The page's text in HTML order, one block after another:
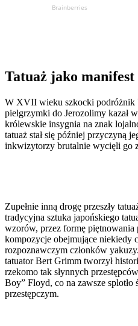
Tatuaż jako
W XVII wieku szkocki podróżnik
pielgrzymki do Jerozolimy kazał
królewskie insygnia na znak
tatuaż stał się później przyczyną
inkwizytorzy brutalnie wycięli go z
Zupełnie inną drogę przeszły
tradycyjna sztuka japońskiego
wzorów, przez formę piętnowania
kompozycje obejmujące niekiedy
rozpoznawczym członków
tatuator Bert Grimm tworzył
rzekomo tak słynnych
Boy” Floyd, co na zawsze splotło
przestępczym.